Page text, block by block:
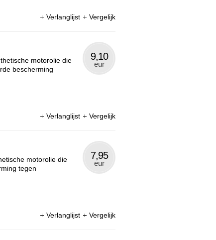
Verlanglijst Vergelijk
motorolie die
bescherming
9,10
eur
Verlanglijst Vergelijk
motorolie die
tegen
7,95
eur
Verlanglijst Vergelijk